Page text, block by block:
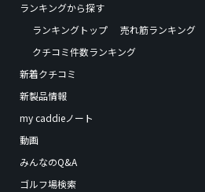
ランキングから探す
ランキングトップ
売れ筋ランキング
クチコミ件数ランキング
新着クチコミ
新製品情報
my caddieノート
動画
みんなのQ&A
ゴルフ場検索